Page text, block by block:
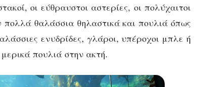
οι εύθραυστοι αστερίες, οι πολύχαιτοι
πολλά θαλάσσια θηλαστικά και πουλιά όπως
ενυδρίδες, γλάροι,υπέροχοι μπλε ή
πουλιά στην ακτή.